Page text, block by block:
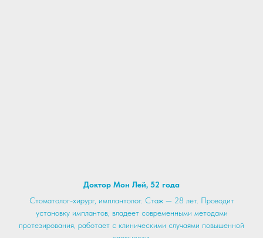
Доктор Мон Лей, 52 года
Стоматолог-хирург, имплантолог. Стаж — 28 лет. Проводит
установку имплантов, владеет современными методами
протезирования, работает с клиническими случаями повышенной
до 80% дешевле
Российских клиник